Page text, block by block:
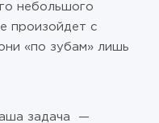
небольшого
произойдет с
«по зубам» лишь
задача —